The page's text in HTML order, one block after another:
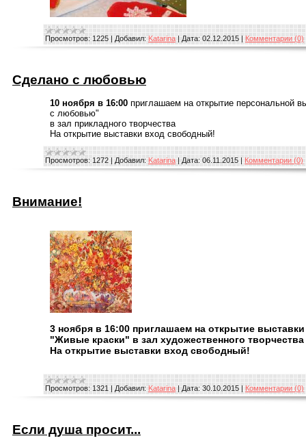
Просмотров: 1225 | Добавил: Katarina | Дата: 02.12.2015 | Комментарии (0)
Сделано с любовью
10 ноября в 16:00 приглашаем на открытие персональной
с любовью"
в зал прикладного творчества
На открытие выставки вход свободный!
Просмотров: 1272 | Добавил: Katarina | Дата: 06.11.2015 | Комментарии (0)
Внимание!
3 ноября в 16:00 приглашаем на открытие
"Живые краски" в зал художественного творчества
На открытие выставки вход свободный!
Просмотров: 1321 | Добавил: Katarina | Дата: 30.10.2015 | Комментарии (0)
Если душа просит...